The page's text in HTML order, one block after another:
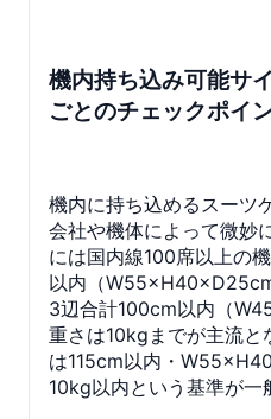
機内持ち込み可能サ
ごとのチェックポイ
機内に持ち込めるスーツ
会社や機体によって微妙
には国内線100席以上の
以内（
3辺合計100cm以内（
重さは10kgまでが主流と
は115cm以内・
10kg以内という基準が一